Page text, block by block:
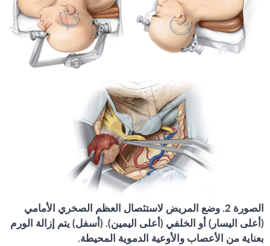
الصورة 2. وضع المريض لاستئصال العظم الصخري الأمامي
(أعلى اليسار) أو الخلفي (أعلى اليمين). (أسفل) يتم إزالة الورم
بعناية من الأعصاب والأوعية الدموية المحيطة.